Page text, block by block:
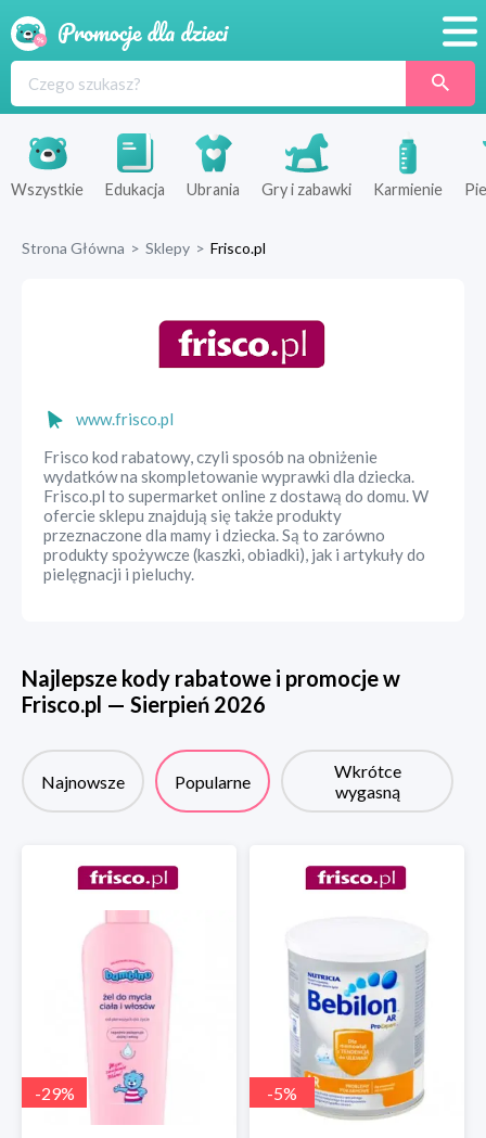
Produkty
Sklepy
Wszystkie Edukacja Ubrania Gry i zabawki Karmienie
Strona Główna > Sklepy > Frisco.pl
www.frisco.pl
Frisco kod rabatowy, czyli sposób na obniżenie
wydatków na skompletowanie wyprawki dla dziecka.
Frisco.pl to supermarket online z dostawą do domu. W
ofercie sklepu znajdują się także produkty
przeznaczone dla mamy i dziecka. Są to zarówno
produkty spożywcze (kaszki, obiadki), jak i artykuły do
pielęgnacji i pieluchy.
Najlepsze kody rabatowe i promocje w
Frisco.pl — Sierpień 2026
Najnowsze Popularne
Wkrótce
wygasną
-29% -5%